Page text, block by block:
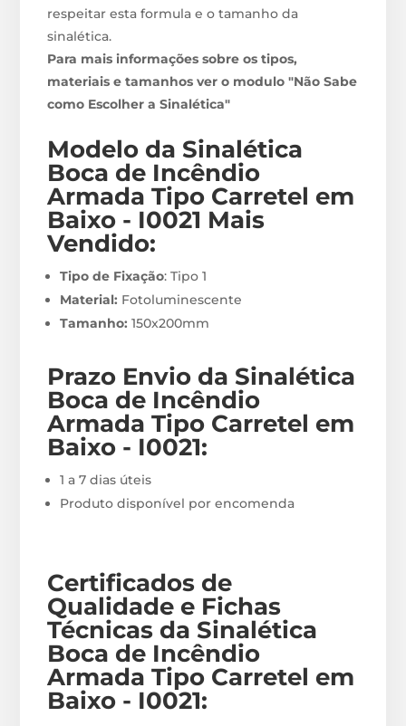
respeitar esta formula e o tamanho da
sinalética.
Para mais informações sobre os tipos,
materiais e tamanhos ver o modulo "Não Sabe
como Escolher a Sinalética"
Modelo da Sinalética
Boca de Incêndio
Armada Tipo Carretel em
Baixo - I0021 Mais
Vendido:
Tipo de Fixação: Tipo 1
Material: Fotoluminescente
Tamanho: 150x200mm
Prazo Envio da Sinalética
Boca de Incêndio
Armada Tipo Carretel em
Baixo - I0021:
1 a 7 dias úteis
Produto disponível por encomenda
Certificados de
Qualidade e Fichas
Técnicas da Sinalética
Boca de Incêndio
Armada Tipo Carretel em
Baixo - I0021: